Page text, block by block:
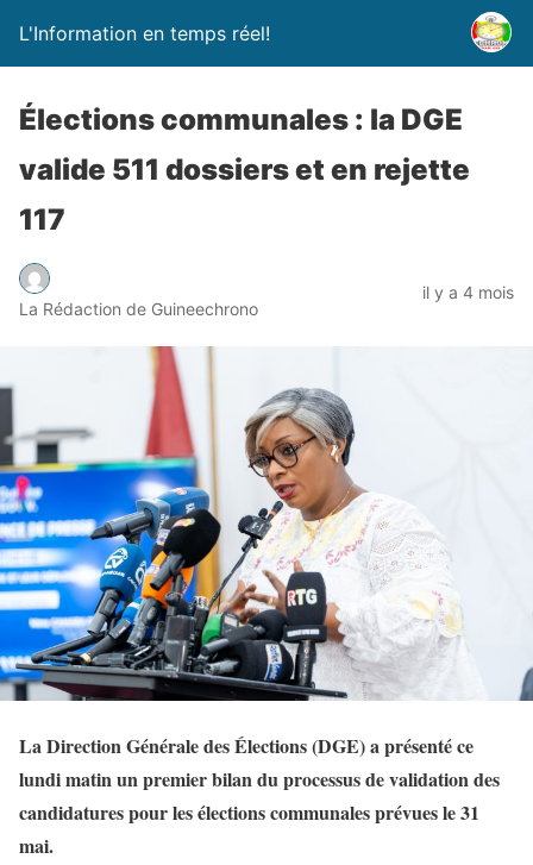
L'Information en temps réel!
Élections communales : la DGE
valide 511 dossiers et en rejette
117
La Rédaction de Guineechrono
il y a 4 mois
La Direction Générale des Élections (DGE) a présenté ce
lundi matin un premier bilan du processus de validation des
candidatures pour les élections communales prévues le 31
mai.